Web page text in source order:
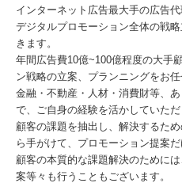
インターネット広告最大手の広告
デジタルプロモーション全体の戦
きます。
年間広告費10億~100億程度の大手
ン戦略の立案、プランニングをお任
金融・不動産・人材・消費財等、
で、ご自身の経験を活かしていただ
顧客の課題を抽出し、解決するた
ら手がけて、プロモーション提案だ
顧客の本質的な課題解決のために
案等々も行うこともございます。